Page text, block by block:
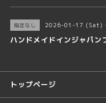
指定なし 2026-01-17 (Sat)
ハンドメイドインジャパン
トップページ